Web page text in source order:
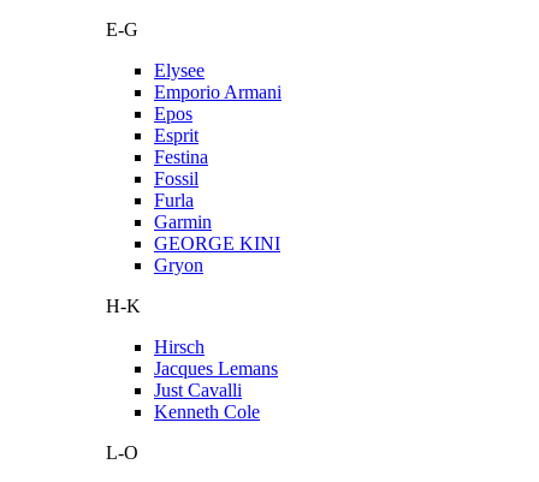
E-G
Elysee
Emporio Armani
Epos
Esprit
Festina
Fossil
Furla
Garmin
GEORGE KINI
Gryon
H-K
Hirsch
Jacques Lemans
Just Cavalli
Kenneth Cole
L-O